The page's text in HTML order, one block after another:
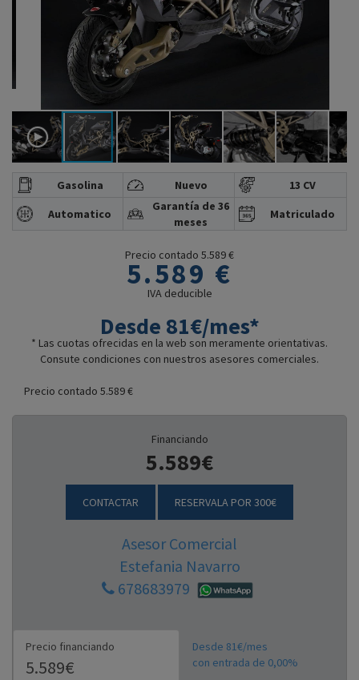
Gasolina Nuevo
13 CV
Automatico
Garantía de 36
meses
Matriculado
Precio contado 5.589 €
5.589 €
IVA deducible
Desde 81€/mes*
* Las cuotas ofrecidas en la web son meramente orientativas.
Consute condiciones con nuestros asesores comerciales.
Precio contado 5.589 €
Financiando
5.589€
CONTACTAR RESERVALA POR 300€
Asesor Comercial
Estefania Navarro
678683979
Precio financiando
5.589€
Desde 81€/mes
con entrada de 0,00%